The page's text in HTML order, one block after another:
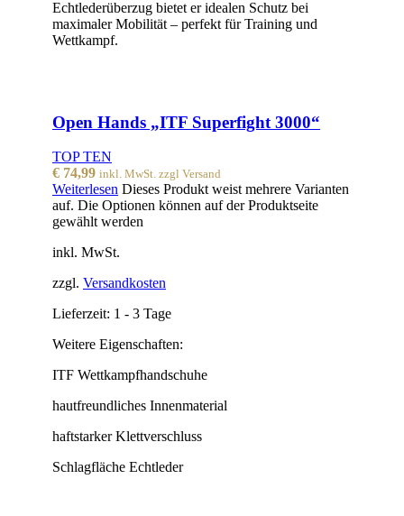
Echtlederüberzug bietet er idealen Schutz bei
maximaler Mobilität – perfekt für Training und
Wettkampf.
Open Hands „ITF Superfight 3000“
TOP TEN
€ 74,99 inkl. MwSt. zzgl Versand
Weiterlesen Dieses Produkt weist mehrere Varianten
auf. Die Optionen können auf der Produktseite
gewählt werden
inkl. MwSt.
zzgl. Versandkosten
Lieferzeit: 1 - 3 Tage
Weitere Eigenschaften:
ITF Wettkampfhandschuhe
hautfreundliches Innenmaterial
haftstarker Klettverschluss
Schlagfläche Echtleder